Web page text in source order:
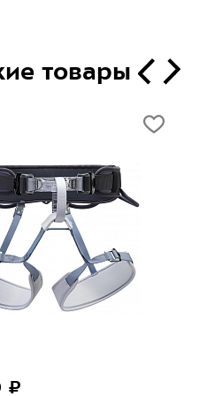
товары
₽